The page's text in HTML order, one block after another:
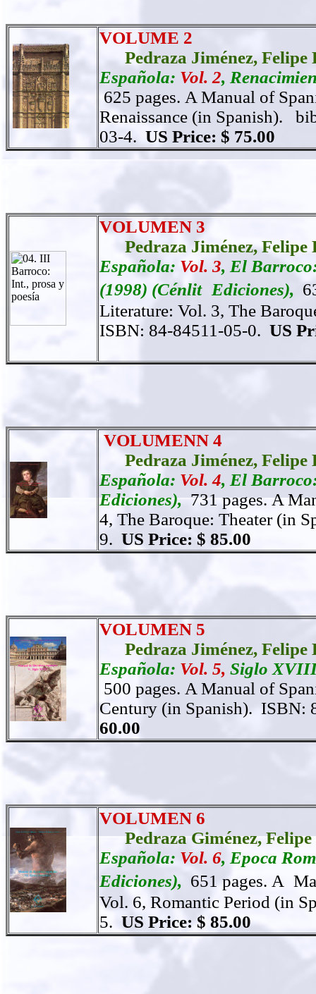
VOLUME 2
Pedraza Jiménez, Felipe
Española: Vol. 2,
625 pages. A Manual of
Renaissance (in Spanish).
03-4. US Price: $ 75.00
VOLUMEN 3
Pedraza Jiménez,Felipe
Española: Vol. 3, El
(1998) (Cénlit Ediciones),
Literature: Vol. 3, The
ISBN: 84-84511-05-0. US
VOLUMENN 4
Pedraza Jiménez, Felipe
Española: Vol. 4, El
Ediciones), 731 pages.A
4, The Baroque: Theater (in
9. US Price: $ 85.00
VOLUMEN 5
Pedraza Jiménez, Felipe
Española: Vol. 5, Siglo XVIII
500 pages. A Manual of
Century (in Spanish). ISBN:
60.00
VOLUMEN 6
Pedraza Giménez,Felipe
Española: Vol. 6, Epoca
Ediciones), 651 pages. A
Vol. 6, Romantic Period (in
5. US Price: $ 85.00